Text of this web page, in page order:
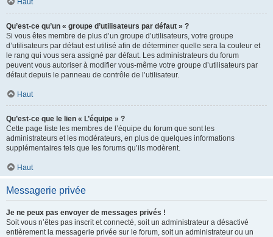
Haut
Qu’est-ce qu’un « groupe d’utilisateurs par défaut » ?
Si vous êtes membre de plus d’un groupe d’utilisateurs, votre groupe
d’utilisateurs par défaut est utilisé afin de déterminer quelle sera la couleur et
le rang qui vous sera assigné par défaut. Les administrateurs du forum
peuvent vous autoriser à modifier vous-même votre groupe d’utilisateurs par
défaut depuis le panneau de contrôle de l’utilisateur.
Haut
Qu’est-ce que le lien « L’équipe » ?
Cette page liste les membres de l’équipe du forum que sont les
administrateurs et les modérateurs, en plus de quelques informations
supplémentaires tels que les forums qu’ils modèrent.
Haut
Messagerie privée
Je ne peux pas envoyer de messages privés !
Soit vous n’êtes pas inscrit et connecté, soit un administrateur a désactivé
entièrement la messagerie privée sur le forum, soit un administrateur ou un